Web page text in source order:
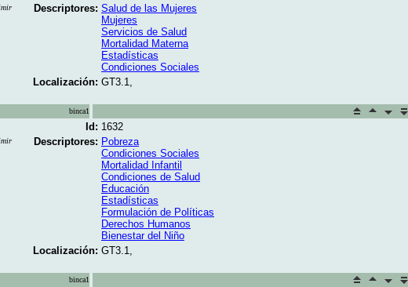
Descriptores: Salud de las Mujeres
Mujeres
Servicios de Salud
Mortalidad Materna
Estadísticas
Condiciones Sociales
Localización: GT3.1,
binca1
Id: 1632
Descriptores: Pobreza
Condiciones Sociales
Mortalidad Infantil
Condiciones de Salud
Educación
Estadísticas
Formulación de Políticas
Derechos Humanos
Bienestar del Niño
Localización: GT3.1,
binca1